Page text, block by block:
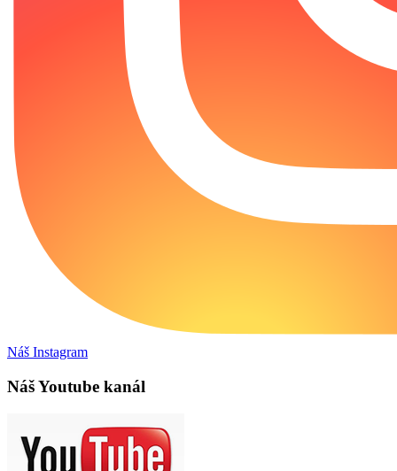
Náš Instagram
Náš Youtube kanál